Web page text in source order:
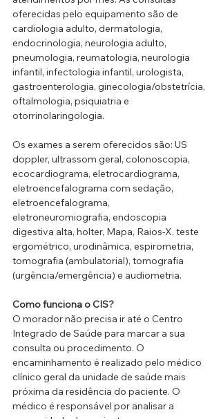
oferecidas pelo equipamento são de
cardiologia adulto, dermatologia,
endocrinologia, neurologia adulto,
pneumologia, reumatologia, neurologia
infantil, infectologia infantil, urologista,
gastroenterologia, ginecologia/obstetrícia,
oftalmologia, psiquiatria e
otorrinolaringologia.
Os exames a serem oferecidos são: US
doppler, ultrassom geral, colonoscopia,
ecocardiograma, eletrocardiograma,
eletroencefalograma com sedação,
eletroencefalograma,
eletroneuromiografia, endoscopia
digestiva alta, holter, Mapa, Raios-X, teste
ergométrico, urodinâmica, espirometria,
tomografia (ambulatorial), tomografia
(urgência/emergência) e audiometria.
Como funciona o CIS?
O morador não precisa ir até o Centro
Integrado de Saúde para marcar a sua
consulta ou procedimento. O
encaminhamento é realizado pelo médico
clínico geral da unidade de saúde mais
próxima da residência do paciente. O
médico é responsável por analisar a